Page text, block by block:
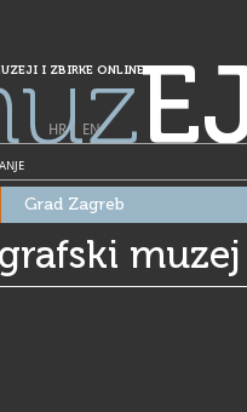
I ZBIRKE ONLINE
HR| EN
Grad Zagreb